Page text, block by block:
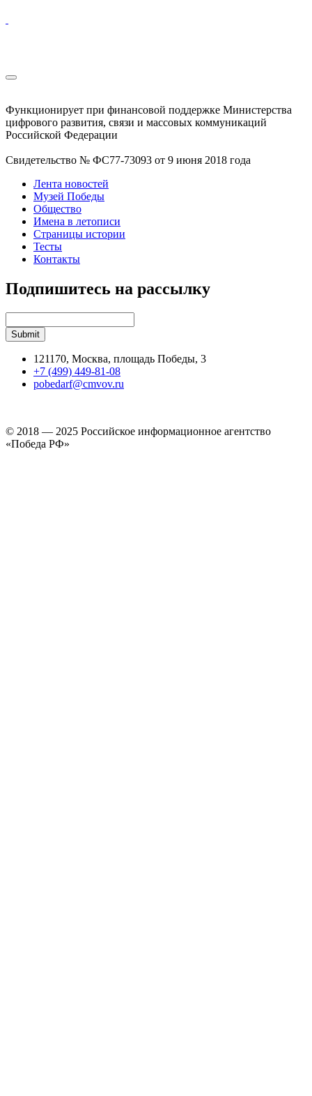
Функционирует при финансовой поддержке Министерства
цифрового развития, связи и массовых коммуникаций
Российской Федерации
Свидетельство № ФС77-73093 от 9 июня 2018 года
Лента новостей
Музей Победы
Общество
Имена в летописи
Страницы истории
Тесты
Контакты
Подпишитесь на рассылку
121170, Москва, площадь Победы, 3
+7 (499) 449-81-08
pobedarf@cmvov.ru
© 2018 — 2025 Российское информационное агентство
«Победа РФ»